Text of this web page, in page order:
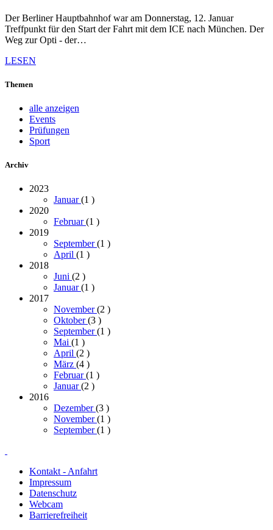
Der Berliner Hauptbahnhof war am Donnerstag, 12. Januar
Treffpunkt für den Start der Fahrt mit dem ICE nach München. Der
Weg zur Opti - der…
LESEN
Themen
alle anzeigen
Events
Prüfungen
Sport
Archiv
2023
Januar(1 )
2020
Februar(1 )
2019
September(1 )
April (1 )
2018
Juni (2 )
Januar(1 )
2017
November(2 )
Oktober(3 )
September(1 )
Mai (1 )
April (2 )
März (4 )
Februar(1 )
Januar(2 )
2016
Dezember(3 )
November(1 )
September(1 )
Kontakt - Anfahrt
Impressum
Datenschutz
Webcam
Barrierefreiheit